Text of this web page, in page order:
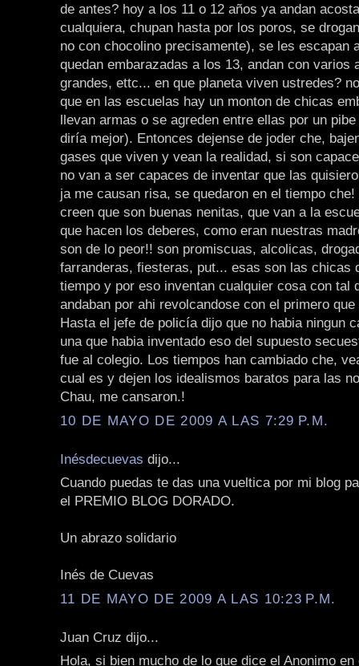
de antes? hoy a los 11 o 12 años ya andan
cualquiera, chupan hasta por los poros, se
no con chocolino precisamente), se les escapan
quedan embarazadas a los 13, andan con varios
grandes, ettc... en que planeta viven ustredes?
que en las escuelas hay un monton de chicas
llevan armas o se agreden entre ellas por un
diría mejor). Entonces dejense de joder che,
gases que viven y vean la realidad, si son
no van a ser capaces de inventar que las
ja me causan risa, se quedaron en el tiempo
creen que son buenas nenitas, que van a la
que hacen los deberes, como eran nuestras
son de lo peor!! son promiscuas, alcolicas,
farranderas, fiesteras, put... esas son las chicas
tiempo y por eso inventan cualquier cosa con tal
andaban por ahi revolcandose con el primero
Hasta el jefe de policía dijo que no habia ningun
una que habia inventado eso del supuesto
fue al colegio. Los tiempos han cambiado che,
cual es y dejen los idealismos baratos para las
Chau, me cansaron.!
10 DE MAYO DE 2009 A LAS 7:29 P.M.
Inésdecuevas dijo...
Cuando puedas te das una vueltica por mi blog
el PREMIO BLOG DORADO.
Un abrazo solidario
Inés de Cuevas
11 DE MAYO DE 2009 A LAS 10:23 P.M.
Juan Cruz dijo...
Hola, si bien mucho de lo que dice el Anonimo